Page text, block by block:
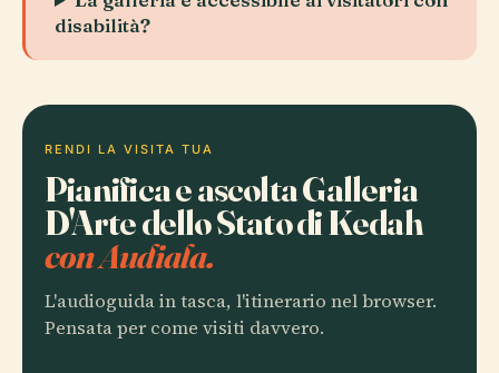
disabilità?
RENDI LA VISITA TUA
Pianifica e ascolta Galleria
D'Arte dello Stato di Kedah
con Audiala.
L'audioguida in tasca, l'itinerario nel browser.
Pensata per come visiti davvero.